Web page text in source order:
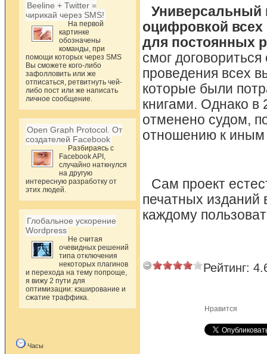
Beeline + Twitter =
чирикай через SMS!
На первой
картинке
обозначены
команды, при
помощи которых через SMS
Вы сможете кого-либо
зафолловить или же
отписаться, ретвитнуть чей-
либо пост или же написать
личное сообщение.
Open Graph Protocol. От
создателей Facebook
Разбираясь с
Facebook API,
случайно наткнулся
на другую
интересную разработку от
этих людей.
Глобальное ускорение
Wordpress
Не считая
очевидных решений
типа отключения
некоторых плагинов
и перехода на тему попроще,
я вижу 2 пути для
оптимизации: кэширование и
сжатие траффика.
Часы
Универсальный
оцифровкой всех
для постоянных
смог
проведения всех
которые были
книгами. Однако в
отменено судом,
отношению к иным
Сам проект
печатных изданий
каждому
Рейтинг:
Нравится